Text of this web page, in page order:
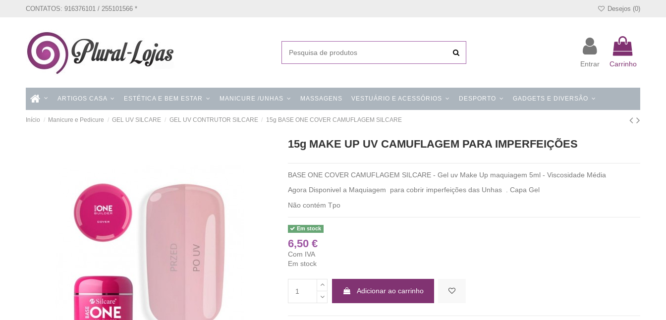
CONTATOS: 916376101 / 255101566 * Desejos (0)
Entrar Carrinho
ARTIGOS CASA ESTÉTICA E BEM ESTAR MANICURE /UNHAS MASSAGENS VESTUÁRIO E ACESSÓRIOS DESPORTO GADGETS E DIVERSÃO
Início Manicure e Pedicure GEL UV SILCARE GEL UV CONTRUTOR SILCARE 15g BASE ONE COVER CAMUFLAGEM SILCARE
15g MAKE UP UV CAMUFLAGEM PARA IMPERFEIÇÕES
BASE ONE COVER CAMUFLAGEM SILCARE - Gel uv Make Up maquiagem 5ml - Viscosidade Média
Agora Disponivel a Maquiagem para cobrir imperfeições das Unhas . Capa Gel
Não contém Tpo
Em stock
6,50 €
Com IVA
Em stock
Adicionar ao carrinho